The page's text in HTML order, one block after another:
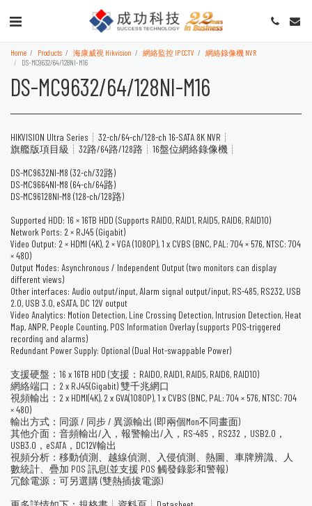
Home Products 海康威視 Hikvision 網絡監控 IP CCTV
網絡錄像機 NVR
DS-MC9632/64/128NI-M16
DS-MC9632/64/128NI-M16
HIKVISION Ultra Series┊32-ch/64-ch/128-ch 16-SATA 8K NVR┊
旗艦版項目級┊32路/64路/128路┊16盤位網絡錄像機┊
DS-MC9632NI-M8 (32-ch/32路)
DS-MC9664NI-M8 (64-ch/64路)
DS-MC96128NI-M8 (128-ch/128路)
Supported HDD: 16 × 16TB HDD (Supports RAID0, RAID1, RAID5, RAID6, RAID10)
Network Ports: 2 × RJ45 (Gigabit)
Video Output: 2 × HDMI (4K), 2 × VGA (1080P), 1 x CVBS (BNC, PAL: 704 × 576, NTSC: 704
× 480)
Output Modes: Asynchronous / Independent Output (two monitors can display
different views)
Other interfaces: Audio output/input, Alarm signal output/input, RS-485, RS232, USB
2.0, USB 3.0, eSATA, DC 12V output
Video Analytics: Motion Detection, Line Crossing Detection, Intrusion Detection, Heat
Map, ANPR, People Counting, POS Information Overlay (supports POS-triggered
recording and alarms)
Redundant Power Supply: Optional (Dual Hot-swappable Power)
支援硬盤：16 x 16TB HDD (支援：RAID0, RAID1, RAID5, RAID6, RAID10)
網絡端口：2 x RJ45(Gigabit) 雙千兆網口
視頻輸出：2 x HDMI(4K), 2 x GVA(1080P), 1 x CVBS (BNC, PAL: 704 × 576, NTSC: 704
× 480)
輸出方式：同源 / 同步 / 異源輸出 (即兩個Mon不同畫面)
其他介面：音頻輸出/入，報警輸出/入，RS-485，RS232，USB2.0，
USB3.0，eSATA，DC12V輸出
視頻分析：移動偵測、越線偵測、入侵偵測、熱圖、車牌辨識、人
數統計、疊加 POS 訊息(並支援 POS 觸發錄影和警報)
冗餘電源：可另選購 (雙熱插拔電源)